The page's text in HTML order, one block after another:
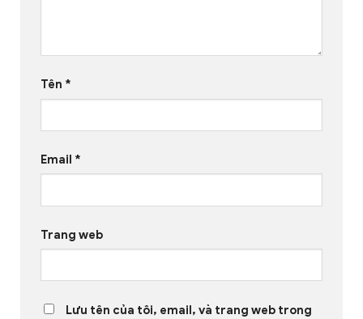
Tên *
Email *
Trang web
Lưu tên của tôi, email, và trang web trong